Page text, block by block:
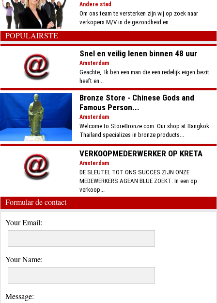
Andere stad
Om ons team te versterken zijn wij op zoek naar
verkopers M/V in de gezondheid en...
POPULAIRSTE
Snel en veilig lenen binnen 48 uur
Amsterdam
​Geachte, ​ ​Ik ben een man die een redelijk eigen bezit
heeft en...
Bronze Store - Chinese Gods and
Famous Person...
Amsterdam
Welcome to StoreBronze.com. Our shop at Bangkok
Thailand specializes in bronze products...
VERKOOPMEDERWERKER OP KRETA
Amsterdam
DE SLEUTEL TOT ONS SUCCES ZIJN ONZE
MEDEWERKERS AGEAN BLUE ZOEKT: In een op
verkoop...
Formular de contact
Your Email:
Your Name:
Message: